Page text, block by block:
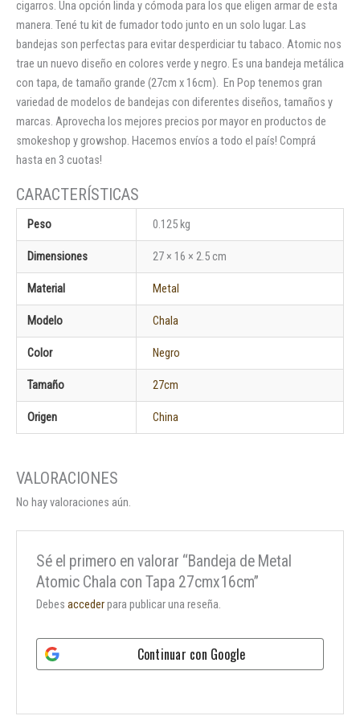
cigarros. Una opción linda y cómoda para los que eligen armar de esta
manera. Tené tu kit de fumador todo junto en un solo lugar. Las
bandejas son perfectas para evitar desperdiciar tu tabaco. Atomic nos
trae un nuevo diseño en colores verde y negro. Es una bandeja metálica
con tapa, de tamaño grande (27cm x 16cm). En Pop tenemos gran
variedad de modelos de bandejas con diferentes diseños, tamaños y
marcas. Aprovecha los mejores precios por mayor en productos de
smokeshop y growshop. Hacemos envíos a todo el país! Comprá
hasta en 3 cuotas!
Peso 0.125 kg
Dimensiones 27 × 16 × 2.5 cm
Material Metal
Modelo Chala
Color Negro
Tamaño 27cm
Origen China
No hay valoraciones aún.
Sé el primero en valorar “Bandeja de Metal
Atomic Chala con Tapa 27cmx16cm”
Debesaccederpara publicar una reseña.
Continuar con Google